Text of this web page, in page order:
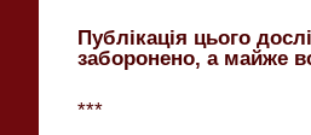
Публікація цього
заборонено, а майже
***